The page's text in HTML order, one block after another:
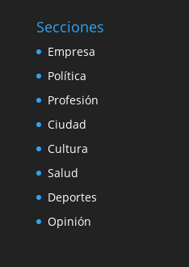
Secciones
Empresa
Política
Profesión
Ciudad
Cultura
Salud
Deportes
Opinión